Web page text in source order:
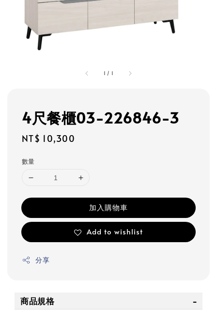
1 / 1
4尺餐櫃03-226846-3
Regular
NT$ 10,300
數量
加入購物車
Add to wishlist
分享
商品規格